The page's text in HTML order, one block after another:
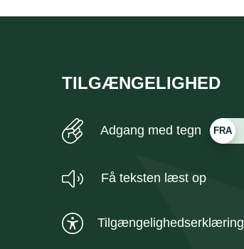
TILGÆNGELIGHED
Adgang med tegn
Få teksten læst op
Tilgængelighedserklæring